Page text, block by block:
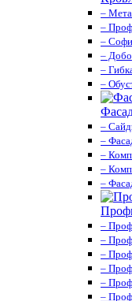
–
–
–
–
–
–
–
–
–
–
–
–
–
–
–
–
–